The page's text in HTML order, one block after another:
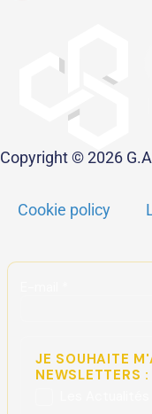
Copyright © 2026
Cookie policy